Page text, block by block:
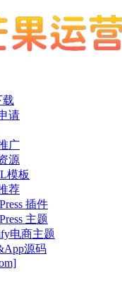
载
请
广
源
模板
荐
插件
主题
电商主题
源码